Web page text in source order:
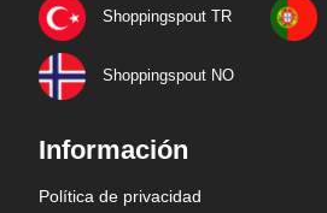
Shoppingspout TR
Shoppingspout NO
Información
Política de privacidad